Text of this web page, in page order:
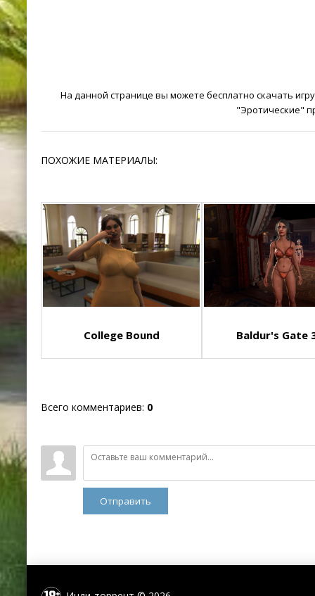
На данной странице вы можете бесплатно скачать
"Эротические"
ПОХОЖИЕ МАТЕРИАЛЫ:
College Bound Baldur's Gate
Всего комментариев: 0
Отправить